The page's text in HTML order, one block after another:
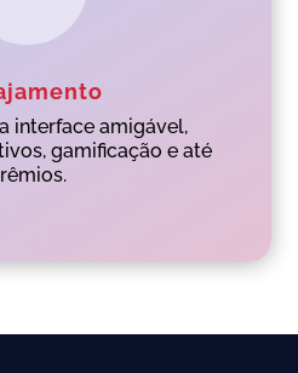
interface amigável,
gamificação e até